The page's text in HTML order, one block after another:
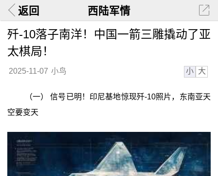
返回 西陆军情
歼-10落子南洋！中国一箭三雕撬动了亚
太棋局！
2025-11-07 小鸟 小 大
（一） 信号已明！印尼基地惊现歼-10照片，东南亚天
空要变天